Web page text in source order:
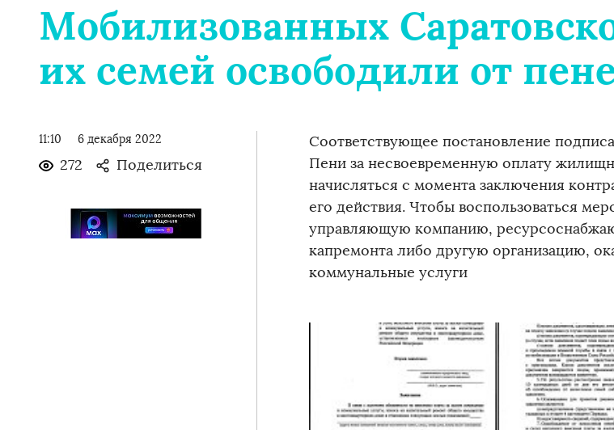
Мобилизованных
их семей освободили от
11:10 6 декабря 2022
272 Поделиться
Соответствующее постановление
Пени за несвоевременную оплату
начисляться с момента заключения
его действия. Чтобы воспользоваться
управляющую компанию,
капремонта либо другую организацию,
коммунальные услуги